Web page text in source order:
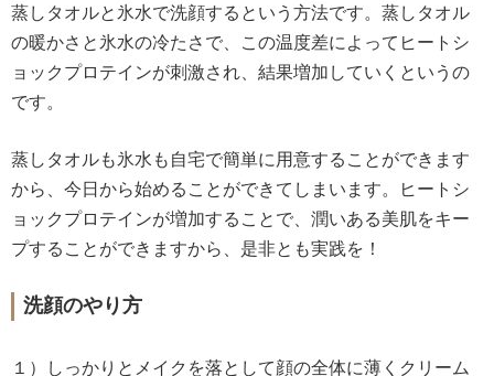
蒸しタオルと氷水で洗顔するという方法です。蒸しタオル
の暖かさと氷水の冷たさで、この温度差によってヒートシ
ョックプロテインが刺激され、結果増加していくというの
です。
蒸しタオルも氷水も自宅で簡単に用意することができます
から、今日から始めることができてしまいます。ヒートシ
ョックプロテインが増加することで、潤いある美肌をキー
プすることができますから、是非とも実践を！
洗顔のやり方
１）しっかりとメイクを落として顔の全体に薄くクリーム